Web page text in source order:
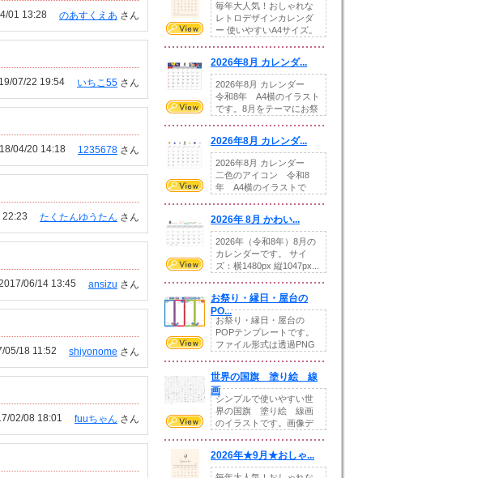
のあすくえあ さん
01 13:28
いちこ55 さん
07/22 19:54
1235678 さん
04/20 14:18
たくたんゆうたん さん
ansizu さん
06/14 13:45
shiyonome さん
05/18 11:52
fuuちゃん さん
02/08 18:01
毎年大人気！おしゃれな
レトロデザインカレンダ
ー 使いやすいA4サイズ。
2026年8月 カレンダ...
2026年8月 カレンダー
令和8年 A4横のイラスト
です。8月をテーマにお祭
2026年8月 カレンダ...
2026年8月 カレンダー
二色のアイコン 令和8
年 A4横のイラストで
2026年 8月 かわい...
2026年（令和8年）8月の
カレンダーです。 サイ
ズ：横1480px 縦1047px...
お祭り・縁日・屋台の
PO...
お祭り・縁日・屋台の
POPテンプレートです。
ファイル形式は透過PNG
世界の国旗 塗り絵 線
画
シンプルで使いやすい世
界の国旗 塗り絵 線画
のイラストです。画像デ
2026年★9月★おしゃ...